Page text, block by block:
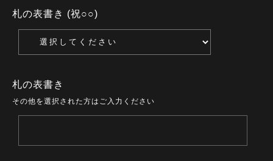
札の表書き (祝○○)
札の表書き
その他を選択された方はご入力ください